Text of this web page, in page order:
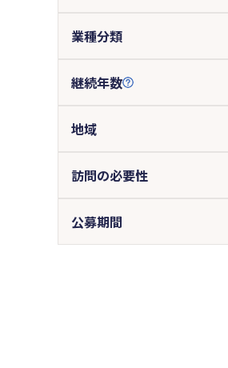
業種分類
継続年数
地域
訪問の必要性
公募期間